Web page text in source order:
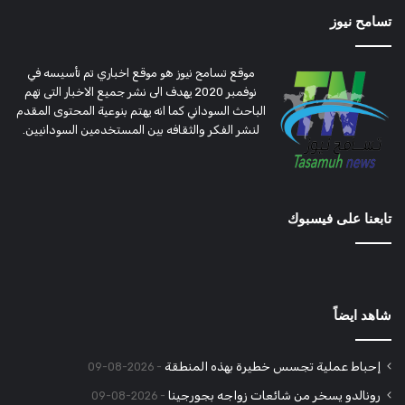
تسامح نيوز
موقع تسامح نيوز هو موقع اخباري تم تأسيسه في
نوفمبر 2020 يهدف الى نشر جميع الاخبار التى تهم
الباحث السوداني كما انه يهتم بنوعية المحتوى المقدم
لنشر الفكر والثقافه بين المستخدمين السودانيين.
تابعنا على فيسبوك
شاهد ايضاً
إحباط عملية تجسس خطيرة بهذه المنطقة 2026-08-09
رونالدو يسخر من شائعات زواجه بجورجينا 2026-08-09